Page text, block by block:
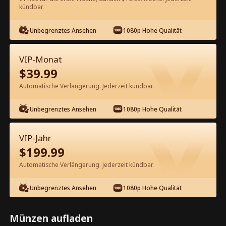
60 Jetzt entsperren
Kostenlos in der App ansehen
Episode 31 - Die Erbin ist wild für
Liebe Kompletter Film
1-50 51-77
31 32 33 34 35
kündbar.
Unbegrenztes Ansehen 1080p Hohe Qualität
VIP-Monat
$39.99
Automatische Verlängerung. Jederzeit kündbar.
Unbegrenztes Ansehen 1080p Hohe Qualität
VIP-Jahr
$199.99
Automatische Verlängerung. Jederzeit kündbar.
Unbegrenztes Ansehen 1080p Hohe Qualität
Münzen aufladen